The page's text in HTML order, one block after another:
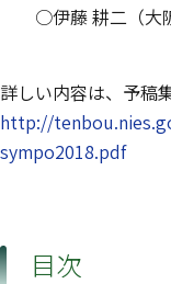
○伊藤 耕二（大
詳しい内容は、予稿
http://
sympo2018.pdf
目次